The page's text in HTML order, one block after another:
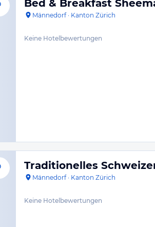
Bed & Breakfast
Männedorf· Kanton Zürich
Keine Hotelbewertungen
Traditionelles
Männedorf· Kanton Zürich
Keine Hotelbewertungen